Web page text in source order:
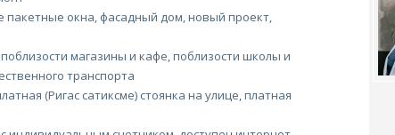
пакетные окна, фасадный дом, новый проект,
магазины и кафе, поблизости школы и
транспорта
(Ригас сатиксме) стоянка на улице, платная